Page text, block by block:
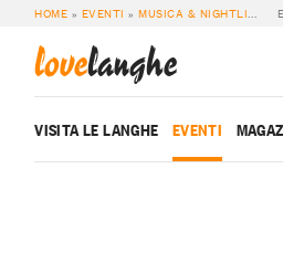
HOME » EVENTI »MUSICA & NIGHTLIFE
lovelanghe
VISITA LE LANGHE EVENTI